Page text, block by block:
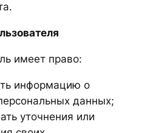
имеет право:
информацию о
данных;
уточнения или